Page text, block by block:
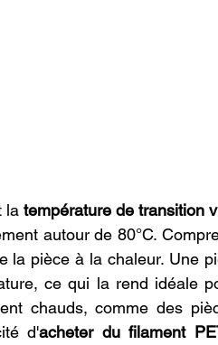
la température de transition
autour de 80°C.
la pièce à la chaleur. Une
ce qui la rend idéale
chauds, comme des
d'acheter du filament